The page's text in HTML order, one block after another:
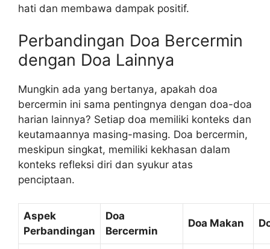
hati dan membawa dampak positif.
Perbandingan Doa Bercermin
dengan Doa Lainnya
Mungkin ada yang bertanya, apakah doa
bercermin ini sama pentingnya dengan doa-doa
harian lainnya? Setiap doa memiliki konteks dan
keutamaannya masing-masing. Doa bercermin,
meskipun singkat, memiliki kekhasan dalam
konteks refleksi diri dan syukur atas
penciptaan.
Aspek
Perbandingan
Doa
Bercermin
Doa Makan